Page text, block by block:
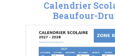
Calendrier
Beaufour-